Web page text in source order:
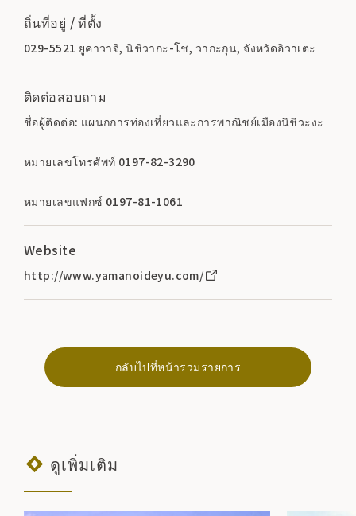
ถิ่นที่อยู่ / ที่ตั้ง
029-5521 ยูคาวาจิ, นิชิวากะ-โช, วากะกุน, จังหวัดอิวาเตะ
ติดต่อสอบถาม
ชื่อผู้ติดต่อ: แผนกการท่องเที่ยวและการพาณิชย์เมืองนิชิวะงะ
หมายเลขโทรศัพท์ 0197-82-3290
หมายเลขแฟกซ์ 0197-81-1061
Website
http://www.yamanoideyu.com/
กลับไปที่หน้ารวมรายการ
ดูเพิ่มเติม